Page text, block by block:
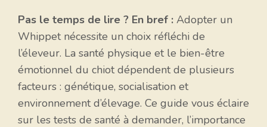
Pas le temps de lire ? En bref : Adopter un
Whippet nécessite un choix réfléchi de
l’éleveur. La santé physique et le bien-être
émotionnel du chiot dépendent de plusieurs
facteurs : génétique, socialisation et
environnement d’élevage. Ce guide vous éclaire
sur les tests de santé à demander, l’importance